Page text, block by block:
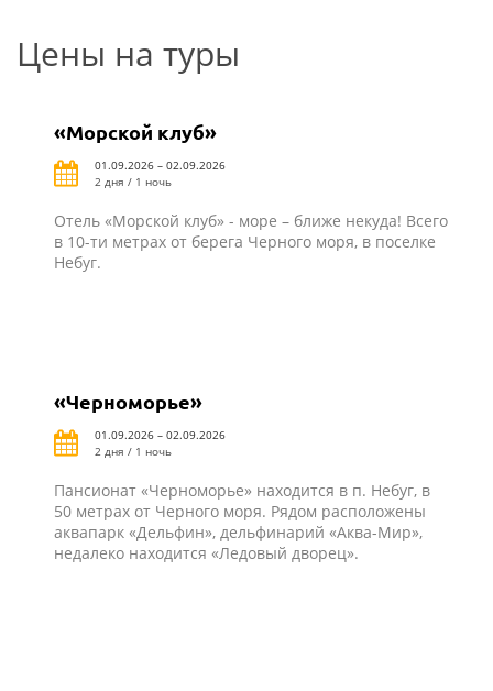
Цены на туры
«Морской клуб»
01.09.2026 – 02.09.2026
2 дня / 1 ночь
Отель «Морской клуб» - море – ближе некуда! Всего
в 10-ти метрах от берега Черного моря, в поселке
Небуг.
«Черноморье»
01.09.2026 – 02.09.2026
2 дня / 1 ночь
Пансионат «Черноморье» находится в п. Небуг, в
50 метрах от Черного моря. Рядом расположены
аквапарк «Дельфин», дельфинарий «Аква-Мир»,
недалеко находится «Ледовый дворец».